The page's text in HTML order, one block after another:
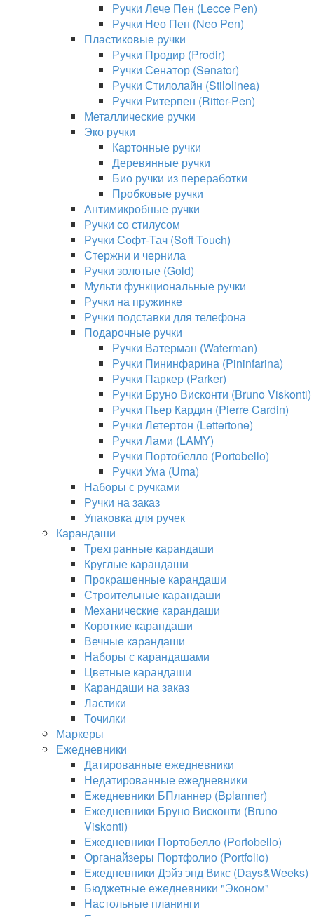
Ручки Лече Пен (Lecce Pen)
Ручки Нео Пен (Neo Pen)
Пластиковые ручки
Ручки Продир (Prodir)
Ручки Сенатор (Senator)
Ручки Стилолайн (Stilolinea)
Ручки Ритерпен (Ritter-Pen)
Металлические ручки
Эко ручки
Картонные ручки
Деревянные ручки
Био ручки из переработки
Пробковые ручки
Антимикробные ручки
Ручки со стилусом
Ручки Софт-Тач (Soft Touch)
Стержни и чернила
Ручки золотые (Gold)
Мульти функциональные ручки
Ручки на пружинке
Ручки подставки для телефона
Подарочные ручки
Ручки Ватерман (Waterman)
Ручки Пининфарина (Pininfarina)
Ручки Паркер (Parker)
Ручки Бруно Висконти (Bruno Viskonti)
Ручки Пьер Кардин (Pierre Cardin)
Ручки Летертон (Lettertone)
Ручки Лами (LAMY)
Ручки Портобелло (Portobello)
Ручки Ума (Uma)
Наборы с ручками
Ручки на заказ
Упаковка для ручек
Карандаши
Трехгранные карандаши
Круглые карандаши
Прокрашенные карандаши
Строительные карандаши
Механические карандаши
Короткие карандаши
Вечные карандаши
Наборы с карандашами
Цветные карандаши
Карандаши на заказ
Ластики
Точилки
Маркеры
Ежедневники
Датированные ежедневники
Недатированные ежедневники
Ежедневники БПланнер (Bplanner)
Ежедневники Бруно Висконти (Bruno
Viskonti)
Ежедневники Портобелло (Portobello)
Органайзеры Портфолио (Portfolio)
Ежедневники Дэйз энд Викс (Days&Weeks)
Бюджетные ежедневники "Эконом"
Настольные планинги